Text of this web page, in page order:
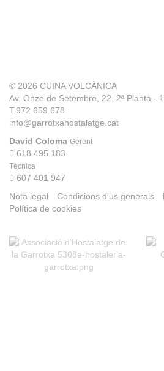
© 2026 CUINA VOLCÀNICA
Av. Onze de Setembre, 22, 2ª Planta -
T.972 659 678
info@garrotxahostalatge.cat
David Coloma Gerent
618 495 183
Tècnica
607 401 947
Nota legal
Condicions d'us generals
Política de cookies